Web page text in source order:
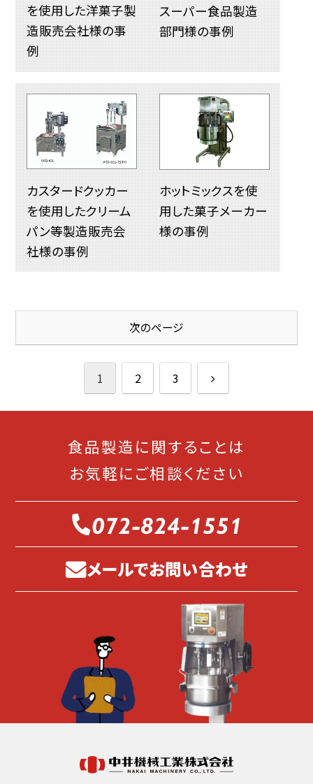
を使用した洋菓子製
造販売会社様の事
例
スーパー食品製造
部門様の事例
カスタードクッカー
を使用したクリーム
パン等製造販売会
社様の事例
ホットミックスを使
用した菓子メーカー
様の事例
次のページ
1 2 3
次
へ
食品製造に関することは
お気軽にご相談ください
072-824-1551
メールでお問い合わせ